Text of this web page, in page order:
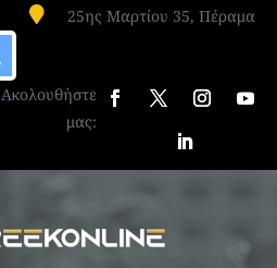
 25ης Μαρτίου 35, Πέραμα
Ακολουθήστε
μας: